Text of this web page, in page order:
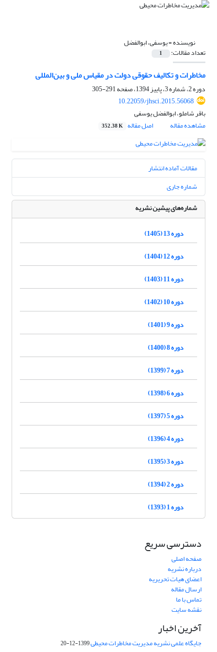
نویسنده =یوسفی، ابوالفضل
تعداد مقالات: 1
مخاطرات و تکالیف حقوقی دولت در مقیاس ملی و بین‌المللی
دوره 2، شماره 3، پاییز 1394، صفحه
291-305
10.22059/jhsci.2015.56068
باقر شاملو، ابوالفضل یوسفی
مشاهده مقاله
اصل مقاله 352.38 K
مقالات آماده انتشار
شماره جاری
شماره‌های پیشین نشریه
دوره 13 (1405)
دوره 12 (1404)
دوره 11 (1403)
دوره 10 (1402)
دوره 9 (1401)
دوره 8 (1400)
دوره 7 (1399)
دوره 6 (1398)
دوره 5 (1397)
دوره 4 (1396)
دوره 3 (1395)
دوره 2 (1394)
دوره 1 (1393)
دسترسی سریع
صفحه اصلی
درباره نشریه
اعضای هیات تحریریه
ارسال مقاله
تماس با ما
نقشه سایت
آخرین اخبار
جایگاه علمی نشریه مدیریت مخاطرات محیطی1399-12-20